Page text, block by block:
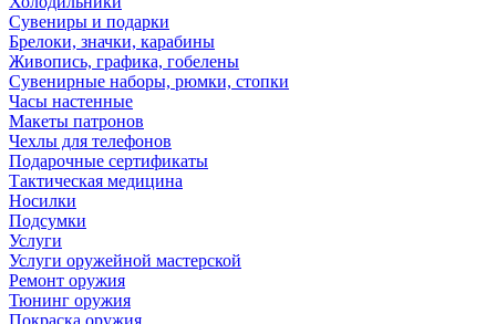
Сувениры и подарки
Брелоки, значки, карабины
Живопись, графика, гобелены
Сувенирные наборы, рюмки, стопки
Часы настенные
Макеты патронов
Чехлы для телефонов
Подарочные сертификаты
Тактическая медицина
Носилки
Подсумки
Услуги
Услуги оружейной мастерской
Ремонт оружия
Тюнинг оружия
Покраска оружия